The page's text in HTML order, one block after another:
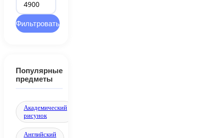
Минимальная
цена
Максимальная
цена
Фильтровать
Популярные
предметы
Академический
рисунок
Английский